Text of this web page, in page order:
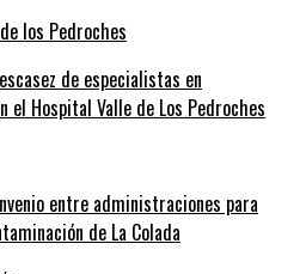
de especialistas en
el Hospital Valle de Los Pedroches
entre administraciones para
de La Colada